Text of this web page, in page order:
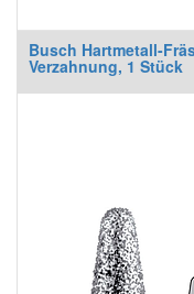
Busch Hartmetall-
Verzahnung, 1 Stück